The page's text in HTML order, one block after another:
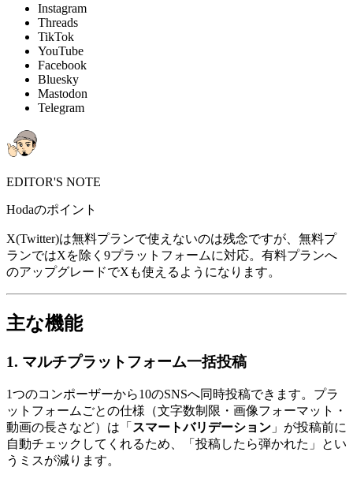
Instagram
Threads
TikTok
YouTube
Facebook
Bluesky
Mastodon
Telegram
EDITOR'S NOTE
Hodaのポイント
X(Twitter)は無料プランで使えないのは残念ですが、無料プ
ランではXを除く9プラットフォームに対応。有料プランへ
のアップグレードでXも使えるようになります。
主な機能
1. マルチプラットフォーム一括投稿
1つのコンポーザーから10のSNSへ同時投稿できます。プラ
ットフォームごとの仕様（文字数制限・画像フォーマット・
動画の長さなど）は「 スマートバリデーション 」が投稿前に
自動チェックしてくれるため、「投稿したら弾かれた」とい
うミスが減ります。